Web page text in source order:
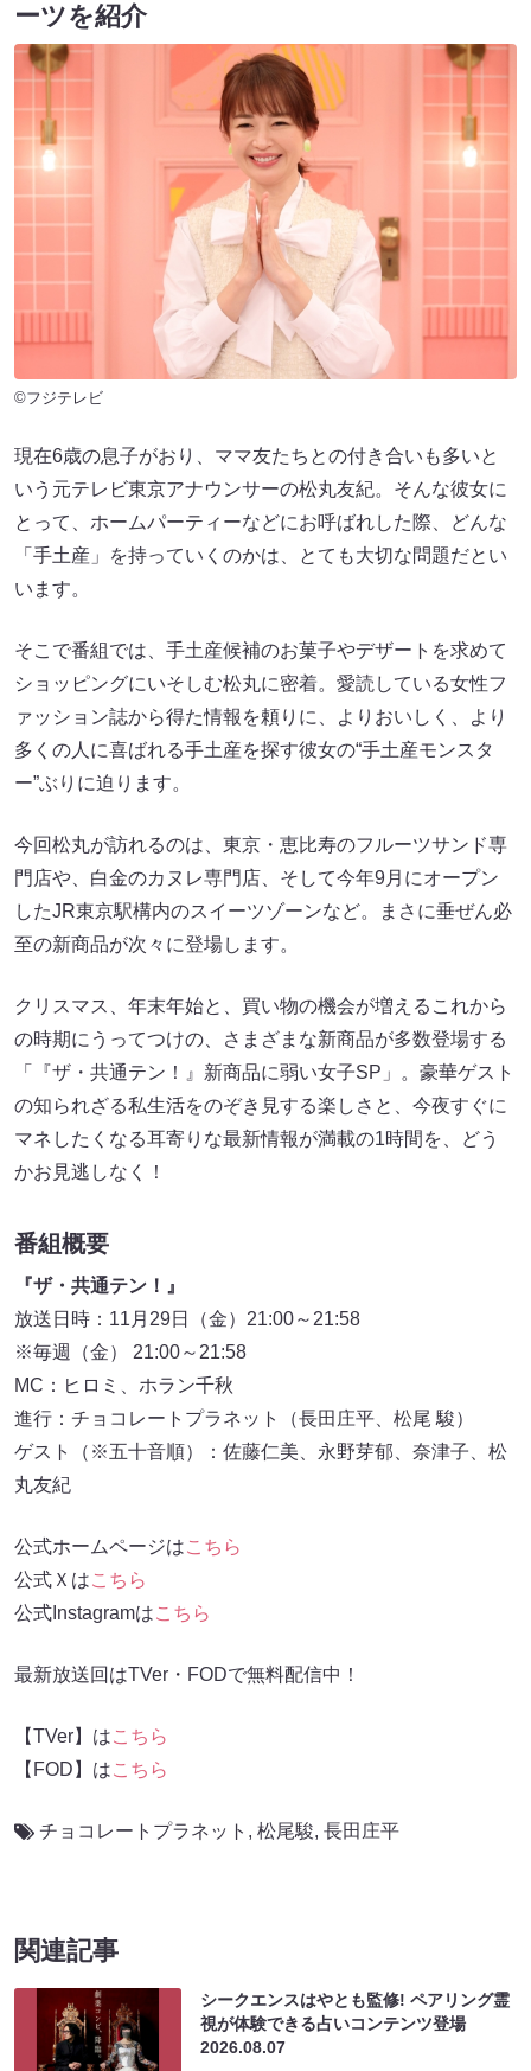
ーツを紹介
©フジテレビ
現在6歳の息子がおり、ママ友たちとの付き合いも多いと
いう元テレビ東京アナウンサーの松丸友紀。そんな彼女に
とって、ホームパーティーなどにお呼ばれした際、どんな
「手土産」を持っていくのかは、とても大切な問題だとい
います。
そこで番組では、手土産候補のお菓子やデザートを求めて
ショッピングにいそしむ松丸に密着。愛読している女性フ
ァッション誌から得た情報を頼りに、よりおいしく、より
多くの人に喜ばれる手土産を探す彼女の“手土産モンスタ
ー”ぶりに迫ります。
今回松丸が訪れるのは、東京・恵比寿のフルーツサンド専
門店や、白金のカヌレ専門店、そして今年9月にオープン
したJR東京駅構内のスイーツゾーンなど。まさに垂ぜん必
至の新商品が次々に登場します。
クリスマス、年末年始と、買い物の機会が増えるこれから
の時期にうってつけの、さまざまな新商品が多数登場する
「『ザ・共通テン！』新商品に弱い女子SP」。豪華ゲスト
の知られざる私生活をのぞき見する楽しさと、今夜すぐに
マネしたくなる耳寄りな最新情報が満載の1時間を、どう
かお見逃しなく！
番組概要
『ザ・共通テン！』
放送日時：11月29日（金）21:00～21:58
※毎週（金） 21:00～21:58
MC：ヒロミ、ホラン千秋
進行：チョコレートプラネット（長田庄平、松尾 駿）
ゲスト（※五十音順）：佐藤仁美、永野芽郁、奈津子、松
丸友紀
公式ホームページはこちら
公式Ｘはこちら
公式Instagramはこちら
最新放送回はTVer・FODで無料配信中！
【TVer】はこちら
【FOD】はこちら
チョコレートプラネット , 松尾駿, 長田庄平
関連記事
シークエンスはやとも監修! ペアリング霊
視が体験できる占いコンテンツ登場
2026.08.07